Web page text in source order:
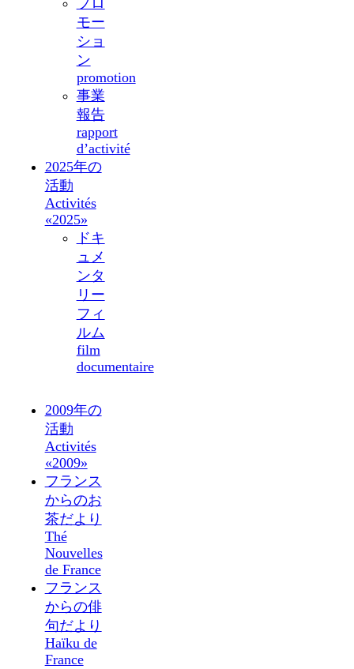
モー
ショ
ン
promotion
事業
報告
rapport
d’activité
2025年の
活動
Activités
«2025»
ドキ
ュメ
ンタ
リー
フィ
ルム
film
documentaire
2009年の
活動
Activités
«2009»
フランス
からのお
茶だより
Thé
Nouvelles
de France
フランス
からの俳
句だより
Haïku de
France